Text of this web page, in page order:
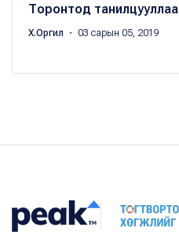
Торонтод танилцууллаа
Х.Оргил ・ 03 сарын 05, 2019